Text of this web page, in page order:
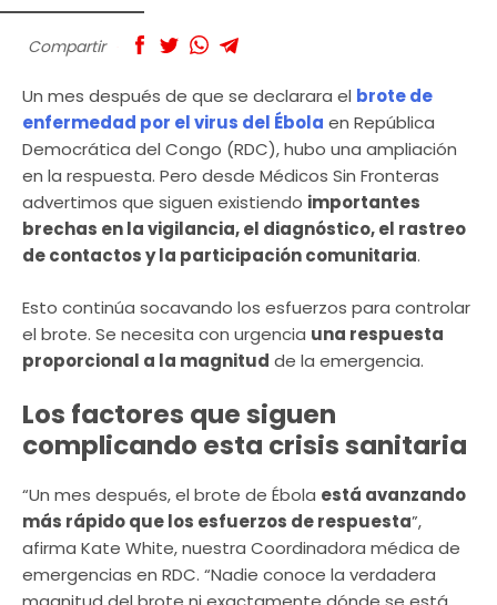
Compartir
Un mes después de que se declarara el brote de
enfermedad por el virus del Ébola en República
Democrática del Congo (RDC), hubo una ampliación
en la respuesta. Pero desde Médicos Sin Fronteras
advertimos que siguen existiendo importantes
brechas en la vigilancia, el diagnóstico, el rastreo
de contactos y la participación comunitaria.
Esto continúa socavando los esfuerzos para controlar
el brote. Se necesita con urgencia una respuesta
proporcional a la magnitud de la emergencia.
Los factores que siguen
complicando esta crisis sanitaria
“Un mes después, el brote de Ébola está avanzando
más rápido que los esfuerzos de respuesta”,
afirma Kate White, nuestra Coordinadora médica de
emergencias en RDC. “Nadie conoce la verdadera